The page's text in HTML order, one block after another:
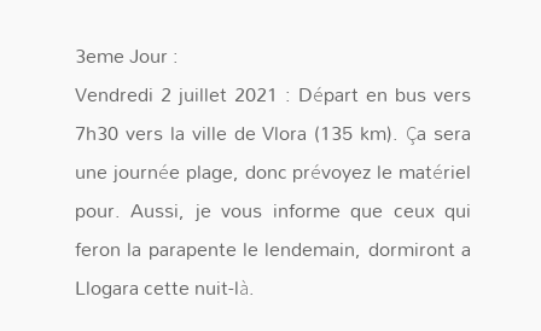
3eme Jour :
Vendredi 2 juillet 2021 : Départ en bus vers
7h30 vers la ville de Vlora (135 km). Ça sera
une journée plage, donc prévoyez le matériel
pour. Aussi, je vous informe que ceux qui
feron la parapente le lendemain, dormiront a
Llogara cette nuit-là.